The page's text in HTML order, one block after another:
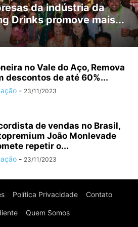
AMBIENTE MINAS GERAIS MINERAÇÃO
OPORTUNIDADES OURO PRETO
POLÍCIA POLÍTICA
SAÚDE SERRO SERVIÇO
TECNOLOGIA TIRADENTES
VAGAS
da indústria da
Drinks promove mais...
no Vale do Aço, Remova
descontos de até 60%...
- 23/11/2023
de vendas no Brasil,
João Monlevade
repetir o...
- 23/11/2023
Política Privacidade Contato
Quem Somos